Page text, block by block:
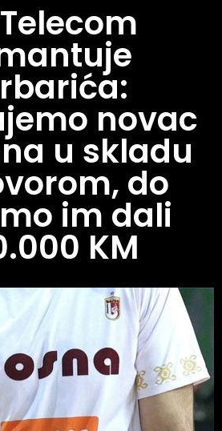
novac
u skladu
do
im dali
KM